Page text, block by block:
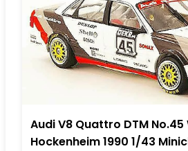
Audi V8 Quattro DTM No.45
Hockenheim 1990 1/43